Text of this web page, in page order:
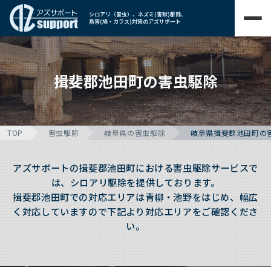
シロアリ（害虫）、ネズミ(害獣)駆除、
鳥害(鳩・カラス)対策のアズサポート
揖斐郡池田町の害虫駆除
TOP 害虫駆除 岐阜県の害虫駆除 岐阜県揖斐郡池田町の
アズサポートの揖斐郡池田町における害虫駆除サービスで
は、シロアリ駆除を提供しております。
揖斐郡池田町での対応エリアは青柳・池野をはじめ、幅広
く対応していますので下記より対応エリアをご確認くださ
い。